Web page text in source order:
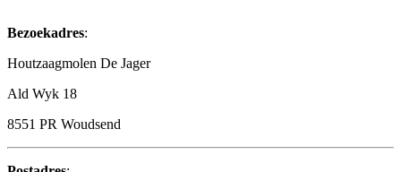
Bezoekadres:
Houtzaagmolen De Jager
Ald Wyk 18
8551 PR Woudsend